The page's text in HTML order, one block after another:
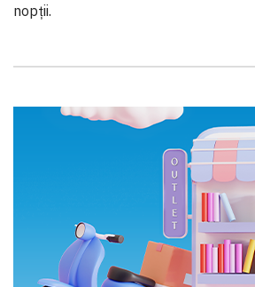
nopții.